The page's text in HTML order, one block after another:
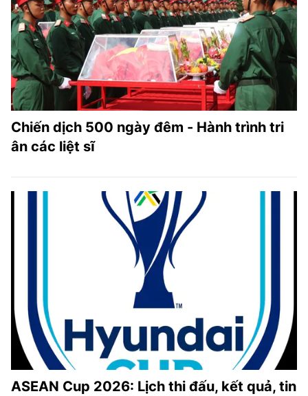
Chiến dịch 500 ngày đêm - Hành trình tri
ân các liệt sĩ
ASEAN Cup 2026: Lịch thi đấu, kết quả, tin